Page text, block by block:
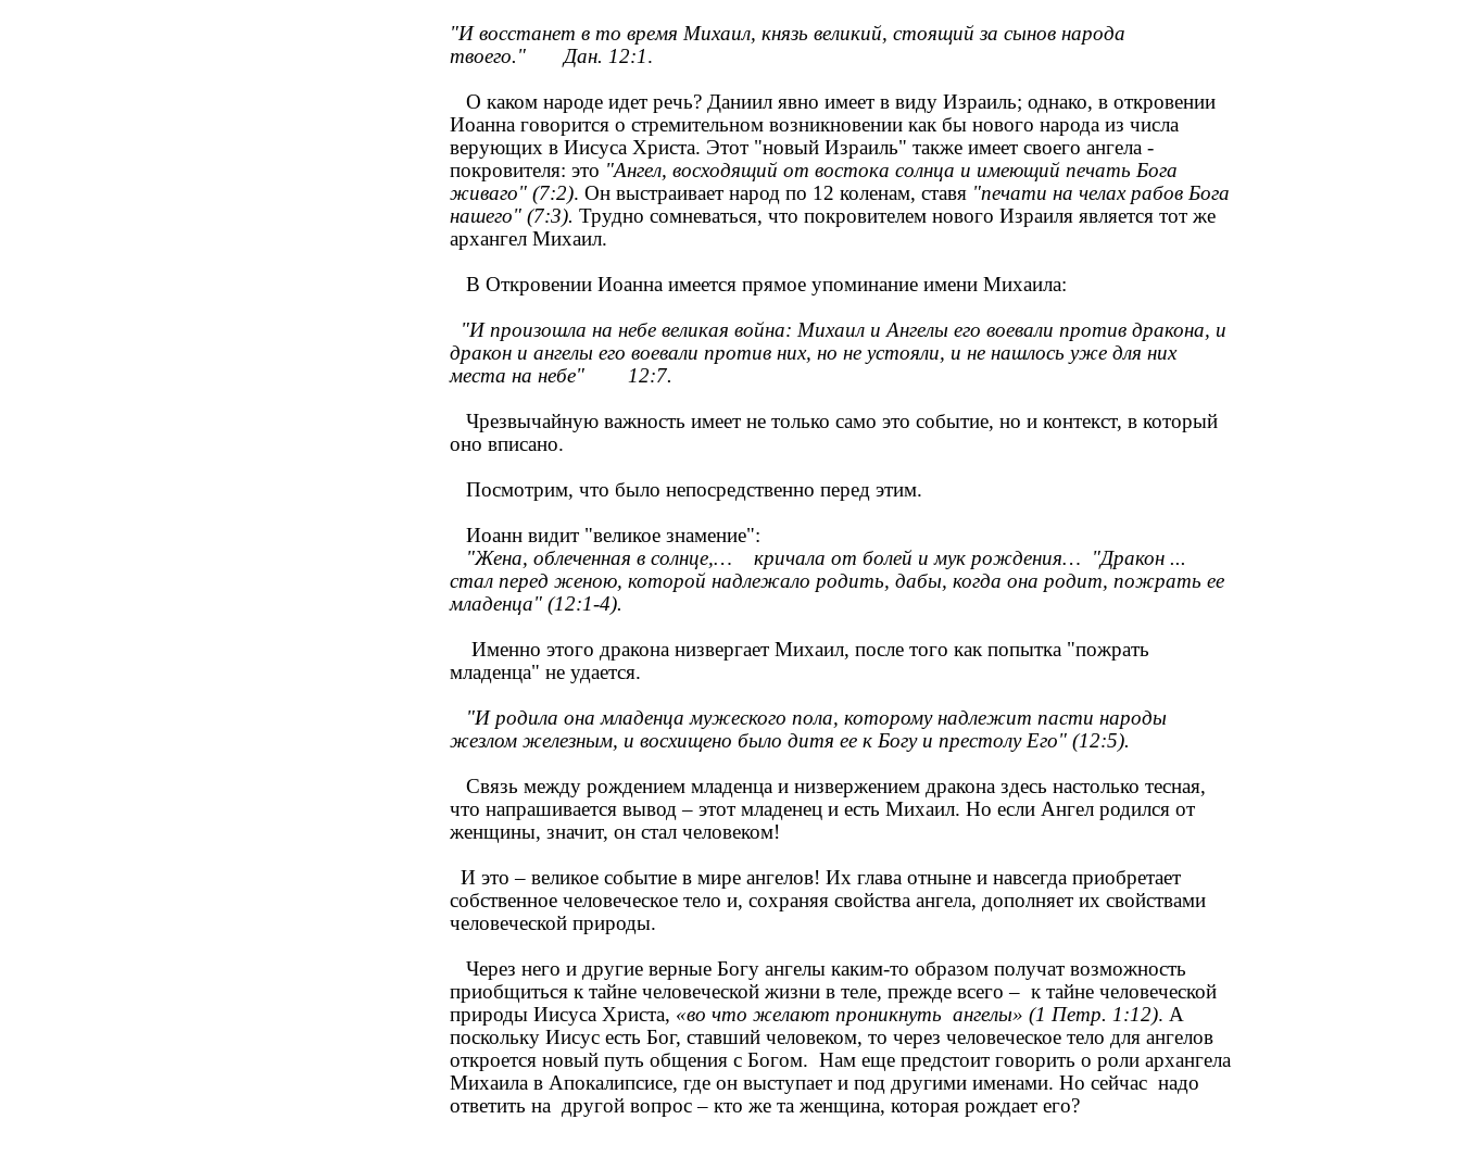
"И восстанет в то время Михаил, князь великий, стоящий за сынов народа
твоего." Дан. 12:1.
О каком народе идет речь? Даниил явно имеет в виду Израиль; однако, в откровении
Иоанна говорится о стремительном возникновении как бы нового народа из числа
верующих в Иисуса Христа. Этот "новый Израиль" также имеет своего ангела -
покровителя: это "Ангел, восходящий от востока солнца и имеющий печать Бога
живаго" (7:2). Он выстраивает народ по 12 коленам, ставя "печати на челах рабов Бога
нашего" (7:3). Трудно сомневаться, что покровителем нового Израиля является тот же
архангел Михаил.
В Откровении Иоанна имеется прямое упоминание имени Михаила:
"И произошла на небе великая война: Михаил и Ангелы его воевали против дракона, и
дракон и ангелы его воевали против них, но не устояли, и не нашлось уже для них
места на небе" 12:7.
Чрезвычайную важность имеет не только само это событие, но и контекст, в который
оно вписано.
Посмотрим, что было непосредственно перед этим.
Иоанн видит "великое знамение":
"Жена, облеченная в солнце,… кричала от болей и мук рождения… "Дракон ...
стал перед женою, которой надлежало родить, дабы, когда она родит, пожрать ее
младенца" (12:1-4).
Именно этого дракона низвергает Михаил, после того как попытка "пожрать
младенца" не удается.
"И родила она младенца мужеского пола, которому надлежит пасти народы
жезлом железным, и восхищено было дитя ее к Богу и престолу Его" (12:5).
Связь между рождением младенца и низвержением дракона здесь настолько тесная,
что напрашивается вывод – этот младенец и есть Михаил. Но если Ангел родился от
женщины, значит, он стал человеком!
И это – великое событие в мире ангелов! Их глава отныне и навсегда приобретает
собственное человеческое тело и, сохраняя свойства ангела, дополняет их свойствами
человеческой природы.
Через него и другие верные Богу ангелы каким-то образом получат возможность
приобщиться к тайне человеческой жизни в теле, прежде всего – к тайне человеческой
природы Иисуса Христа, «во что желают проникнуть ангелы» (1 Петр. 1:12). А
поскольку Иисус есть Бог, ставший человеком, то через человеческое тело для ангелов
откроется новый путь общения с Богом. Нам еще предстоит говорить о роли архангела
Михаила в Апокалипсисе, где он выступает и под другими именами. Но сейчас надо
ответить на другой вопрос – кто же та женщина, которая рождает его?